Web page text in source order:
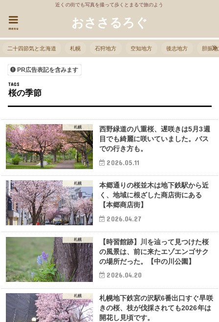
近くの街でも写真を撮って歩くとまるで旅のよう
おささるろぐ
menu
二十四節気と北海道 札幌 石狩地方 空知地方 後志地方 胆振
PR広告表記を含みます
桜の季節
札幌
西野緑道の八重桜、遅咲きは5月3週
目でも綺麗に咲いていました。バス
での行き方も。
2026.05.11
札幌
本郷通りの桜並木は地下鉄駅から近
く、地域に根ざした商店街にある
【本郷商店街】
2026.04.27
札幌
【時習館跡】川を辿って見つけた桜
の風景は、前に来たエゾエンゴサク
の場所だった。【中の川公園】
2026.04.20
札幌
札幌地下鉄宮の沢駅6番出口すぐ早咲
きの桜、枝が伐採されても2026年は
開花し見頃です。